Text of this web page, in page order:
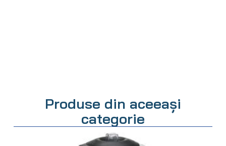
Produse din aceeași
categorie